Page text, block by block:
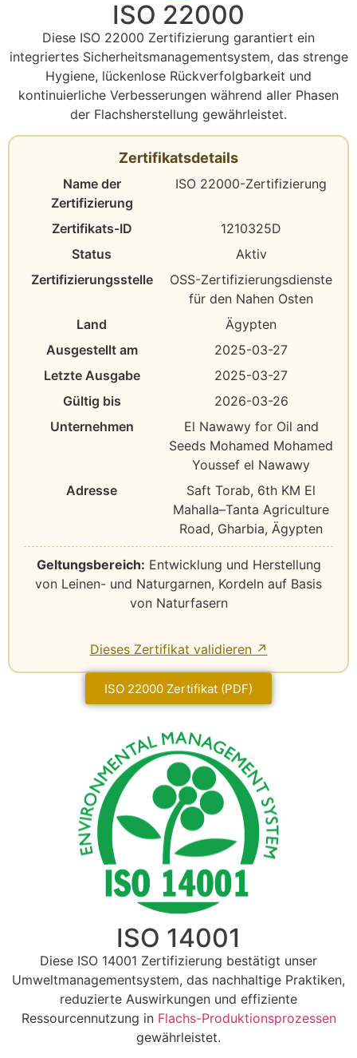
ISO 22000
Diese ISO 22000 Zertifizierung garantiert ein
integriertes Sicherheitsmanagementsystem, das strenge
Hygiene, lückenlose Rückverfolgbarkeit und
kontinuierliche Verbesserungen während aller Phasen
der Flachsherstellung gewährleistet.
Zertifikatsdetails
Name der
Zertifizierung
ISO 22000-Zertifizierung
Zertifikats-ID
1210325D
Status
Aktiv
Zertifizierungsstelle
OSS-Zertifizierungsdienste
für den Nahen Osten
Land
Ägypten
Ausgestellt am
2025-03-27
Letzte Ausgabe
2025-03-27
Gültig bis
2026-03-26
Unternehmen
El Nawawy for Oil and
Seeds Mohamed Mohamed
Youssef el Nawawy
Adresse
Saft Torab, 6th KM El
Mahalla–Tanta Agriculture
Road, Gharbia, Ägypten
Geltungsbereich: Entwicklung und Herstellung
von Leinen- und Naturgarnen, Kordeln auf Basis
von Naturfasern
Dieses Zertifikat validieren ↗
ISO 22000 Zertifikat (PDF)
ISO 14001
Diese ISO 14001 Zertifizierung bestätigt unser
Umweltmanagementsystem, das nachhaltige Praktiken,
reduzierte Auswirkungen und effiziente
Ressourcennutzung in Flachs-Produktionsprozessen
gewährleistet.